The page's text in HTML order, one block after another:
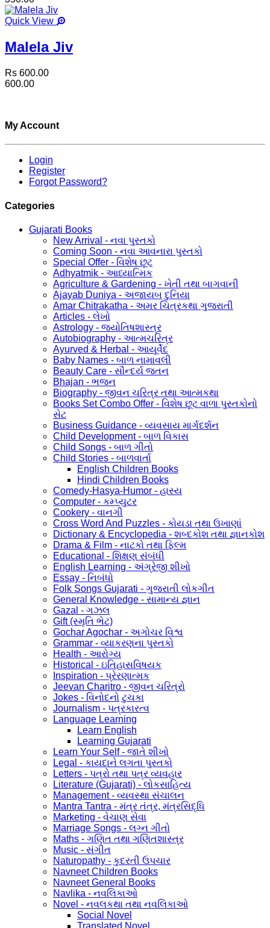
Quick View
Malela Jiv
Rs 600.00
600.00
My Account
Login
Register
Forgot Password?
Categories
Gujarati Books
New Arrival - નવા પુસ્તકો
Coming Soon - નવા આવનારા પુસ્તકો
Special Offer - વિશેષ છૂટ
Adhyatmik - આધ્યાત્મિક
Agriculture & Gardening - ખેતી તથા બાગવાની
Ajayab Duniya - અજાયબ દુનિયા
Amar Chitrakatha - અમર ચિત્રકથા ગુજરાતી
Articles - લેખો
Astrology - જ્યોતિષશાસ્ત્ર
Autobiography - આત્મચરિત્ર
Ayurved & Herbal - આયૂર્વેદ
Baby Names - બાળ નામાવલી
Beauty Care - સૌન્દર્ય જતન
Bhajan - ભજન
Biography - જીવન ચરિત્ર તથા આત્મકથા
Books Set Combo Offer - વિશેષ છૂટ વાળા પુસ્તકોનો
સેટ
Business Guidance - વ્યવસાય માર્ગદર્શન
Child Development - બાળ વિકાસ
Child Songs - બાળ ગીતો
Child Stories - બાળવાર્તા
English Children Books
Hindi Children Books
Comedy-Hasya-Humor - હાસ્ય
Computer - કમ્પ્યુટર
Cookery - વાનગી
Cross Word And Puzzles - કોયડા તથા ઉખાણાં
Dictionary & Encyclopedia - શબ્દકોશ તથા જ્ઞાનકોશ
Drama & Film - નાટકો તથા ફિલ્મ
Educational - શિક્ષણ સંબંધી
English Learning - અંગ્રેજી શીખો
Essay - નિબંધો
Folk Songs Gujarati - ગુજરાતી લોકગીત
General Knowledge - સામાન્ય જ્ઞાન
Gazal - ગઝલ
Gift (સ્મૃતિ ભેટ)
Gochar Agochar - અગોચર વિશ્વ
Grammar - વ્યાકરણના પુસ્તકો
Health - આરોગ્ય
Historical - ઇતિહાસવિષયક
Inspiration - પ્રેરણાત્મક
Jeevan Charitro - જીવન ચરિત્રો
Jokes - વિનોદનો ટુચકા
Journalism - પત્રકારત્વ
Language Learning
Learn English
Learning Gujarati
Learn Your Self - જાતે શીખો
Legal - કાયદાને લગતા પુસ્તકો
Letters - પત્રો તથા પત્ર વ્યવહાર
Literature (Gujarati) - લોકસાહિત્ય
Management - વ્યવસ્થા સંચાલન
Mantra Tantra - મંત્ર તંત્ર, મંત્રસિદ્ધિ
Marketing - વેચાણ સેવા
Marriage Songs - લગ્ન ગીતો
Maths - ગણિત તથા ગણિતશાસ્ત્ર
Music - સંગીત
Naturopathy - કુદરતી ઉપચાર
Navneet Children Books
Navneet General Books
Navlika - નવલિકાઓ
Novel - નવલકથા તથા નવલિકાઓ
Social Novel
Translated Novel